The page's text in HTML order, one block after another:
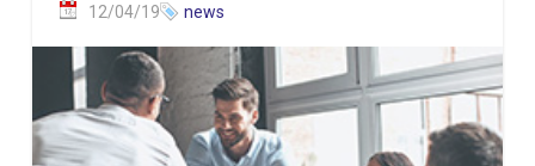
12/04/19 news